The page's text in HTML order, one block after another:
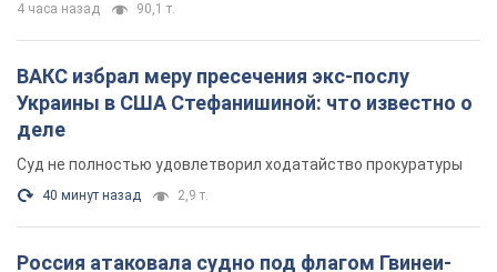
Россия атаковала судно под флагом Гвинеи-
Бисау в Чёрном море: есть погибший и
пострадавшие
Сухогруз был гражданским и перевозил украинскую пшеницу
час назад 810